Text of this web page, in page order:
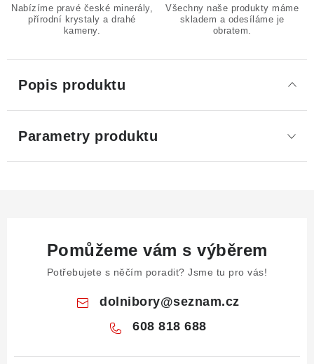
Nabízíme pravé české minerály,
přírodní krystaly a drahé
kameny.
Všechny naše produkty máme
skladem a odesíláme je
obratem.
Popis produktu
Parametry produktu
Pomůžeme vám s výběrem
Potřebujete s něčím poradit? Jsme tu pro vás!
dolnibory@seznam.cz
608 818 688